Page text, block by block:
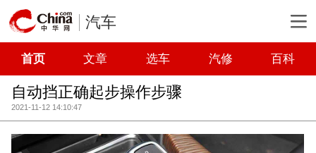
汽车
首页 文章 选车 汽修 百科
自动挡正确起步操作步骤
2021-11-12 14:10:47